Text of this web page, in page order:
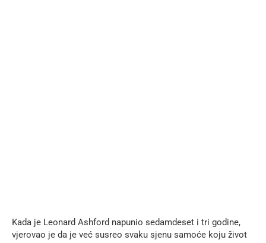
Kada je Leonard Ashford napunio sedamdeset i tri godine,
vjerovao je da je već susreo svaku sjenu samoće koju život